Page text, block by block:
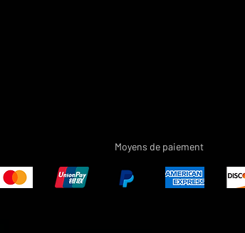
Moyens de paiement